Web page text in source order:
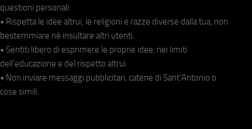
questioni personali.
• Rispetta le idee altrui, le religioni e razze diverse dalla tua, non
bestemmiare né insultare altri utenti.
• Sentiti libero di esprimere le proprie idee, nei limiti
dell'educazione e del rispetto altrui.
• Non inviare messaggi pubblicitari, catene di Sant'Antonio o
cose simili.